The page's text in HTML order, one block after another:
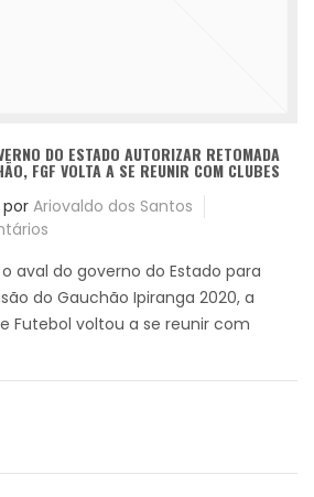
DO ESTADO AUTORIZAR RETOMADA
FGF VOLTA A SE REUNIR COM CLUBES
Ariovaldo dos Santos
aval do governo do Estado para
do Gauchão Ipiranga 2020, a
Futebol voltou a se reunir com